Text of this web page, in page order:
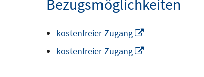
Bezugsmöglichkeiten
kostenfreier Zugang
kostenfreier Zugang